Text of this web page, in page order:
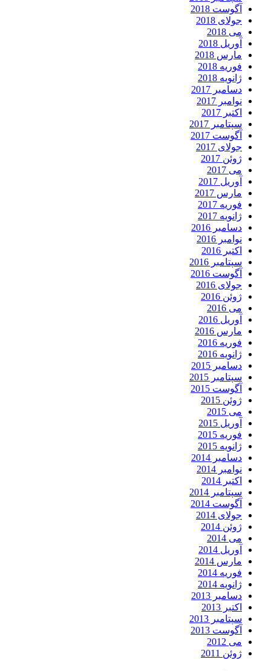
آگوست 2018
جولای 2018
می 2018
آوریل 2018
مارس 2018
فوریه 2018
ژانویه 2018
دسامبر 2017
نوامبر 2017
اکتبر 2017
سپتامبر 2017
آگوست 2017
جولای 2017
ژوئن 2017
می 2017
آوریل 2017
مارس 2017
فوریه 2017
ژانویه 2017
دسامبر 2016
نوامبر 2016
اکتبر 2016
سپتامبر 2016
آگوست 2016
جولای 2016
ژوئن 2016
می 2016
آوریل 2016
مارس 2016
فوریه 2016
ژانویه 2016
دسامبر 2015
سپتامبر 2015
آگوست 2015
ژوئن 2015
می 2015
آوریل 2015
فوریه 2015
ژانویه 2015
دسامبر 2014
نوامبر 2014
اکتبر 2014
سپتامبر 2014
آگوست 2014
جولای 2014
ژوئن 2014
می 2014
آوریل 2014
مارس 2014
فوریه 2014
ژانویه 2014
دسامبر 2013
اکتبر 2013
سپتامبر 2013
آگوست 2013
می 2012
ژوئن 2011